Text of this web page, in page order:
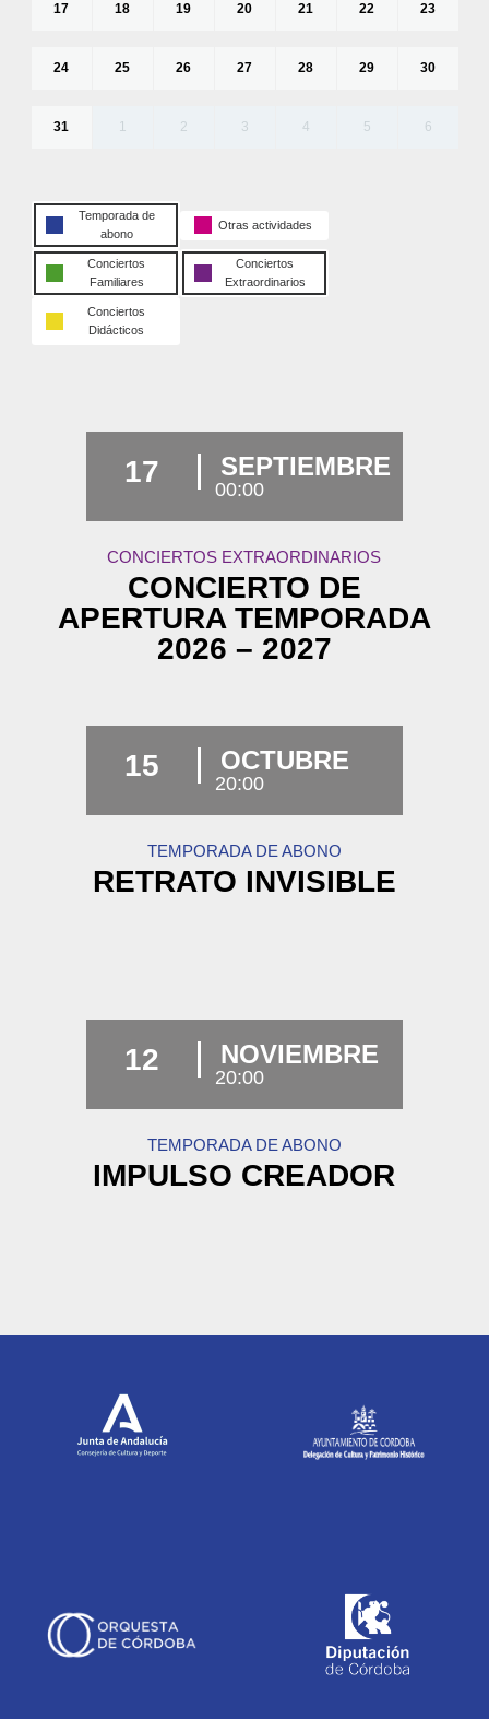
17 18 19 20 21 22 23
24 25 26 27 28 29 30
31 1 2 3 4 5 6
Temporada de
abono
Otras actividades
Conciertos
Familiares
Conciertos
Extraordinarios
Conciertos
Didácticos
17 SEPTIEMBRE
00:00
CONCIERTOS EXTRAORDINARIOS
CONCIERTO DE
APERTURA TEMPORADA
2026 – 2027
15 OCTUBRE
20:00
TEMPORADA DE ABONO
RETRATO INVISIBLE
12 NOVIEMBRE
20:00
TEMPORADA DE ABONO
IMPULSO CREADOR